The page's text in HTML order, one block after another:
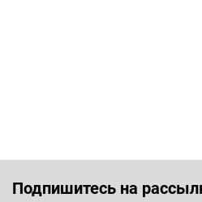
Подпишитесь на